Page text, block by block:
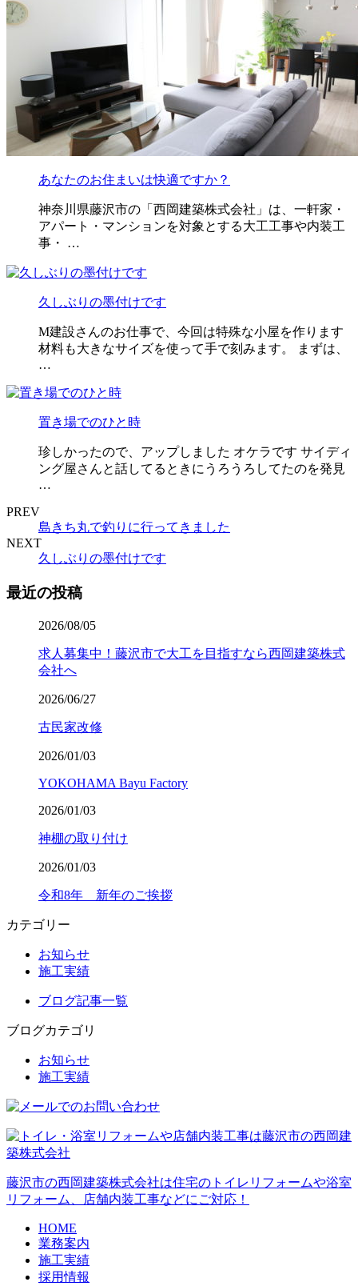
あなたのお住まいは快適ですか？
神奈川県藤沢市の「西岡建築株式会社」は、一軒家・
アパート・マンションを対象とする大工工事や内装工
事・ …
久しぶりの墨付けです
M建設さんのお仕事で、今回は特殊な小屋を作ります
材料も大きなサイズを使って手で刻みます。 まずは、
…
置き場でのひと時
珍しかったので、アップしました オケラです サイディ
ング屋さんと話してるときにうろうろしてたのを発見
…
PREV
島きち丸で釣りに行ってきました
NEXT
久しぶりの墨付けです
最近の投稿
2026/08/05
求人募集中！藤沢市で大工を目指すなら西岡建築株式
会社へ
2026/06/27
古民家改修
2026/01/03
YOKOHAMA Bayu Factory
2026/01/03
神棚の取り付け
2026/01/03
令和8年 新年のご挨拶
カテゴリー
お知らせ
施工実績
ブログ記事一覧
ブログカテゴリ
お知らせ
施工実績
藤沢市の西岡建築株式会社は住宅のトイレリフォームや浴室
リフォーム、店舗内装工事などにご対応！
HOME
業務案内
施工実績
採用情報